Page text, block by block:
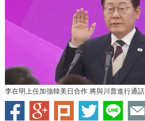
李在明上任加強韓美日合作 將與川普進行通話